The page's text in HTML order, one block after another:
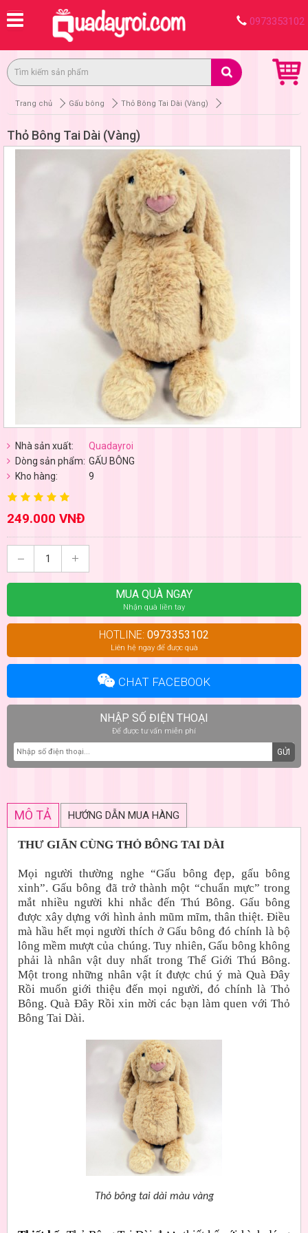
0973353102
Trang chủ Gấu bông Thỏ Bông Tai Dài (Vàng)
Thỏ Bông Tai Dài (Vàng)
Nhà sản xuất:
Quadayroi
Dòng sản phẩm: GẤU BÔNG
Kho hàng:
9
249.000 VNĐ
MUA QUÀ NGAY
Nhận quà liền tay
HOTLINE: 0973353102
Liên hệ ngay để được quà
CHAT FACEBOOK
NHẬP SỐ ĐIỆN THOẠI
Để được tư vấn miễn phí
GỬI
MÔ TẢ HƯỚNG DẪN MUA HÀNG
THƯ GIÃN CÙNG THỎ BÔNG TAI DÀI
Mọi người thường nghe “Gấu bông đẹp, gấu bông
xinh”. Gấu bông đã trở thành một “chuẩn mực” trong
mắt nhiều người khi nhắc đến Thú Bông. Gấu bông
được xây dựng với hình ảnh mũm mĩm, thân thiệt. Điều
mà hầu hết mọi người thích ở Gấu bông đó chính là bộ
lông mềm mượt của chúng. Tuy nhiên, Gấu bông không
phải là nhân vật duy nhất trong Thế Giới Thú Bông.
Một trong những nhân vật ít được chú ý mà Quà Đây
Rồi muốn giới thiệu đến mọi người, đó chính là Thỏ
Bông. Quà Đây Rồi xin mời các bạn làm quen với Thỏ
Bông Tai Dài.
Thỏ bông tai dài màu vàng